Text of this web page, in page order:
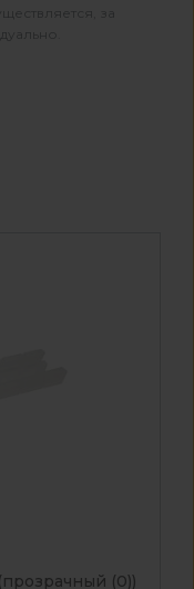
за
(0))